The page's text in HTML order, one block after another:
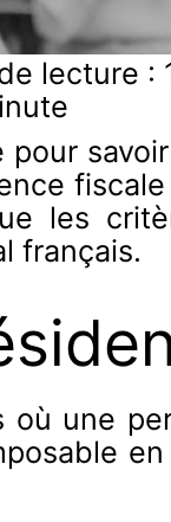
lecture :
les
français.
une